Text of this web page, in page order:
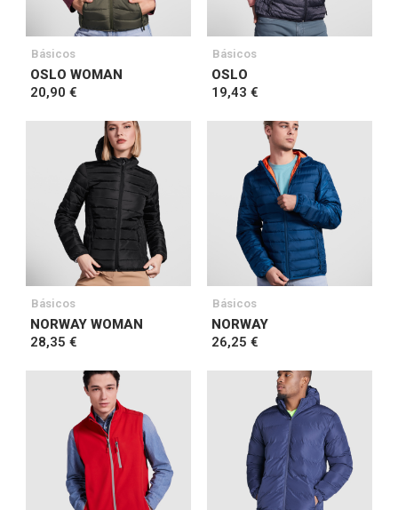
Básicos
OSLO WOMAN
20,90 €
Básicos
OSLO
19,43 €
Básicos
NORWAY WOMAN
28,35 €
Básicos
NORWAY
26,25 €